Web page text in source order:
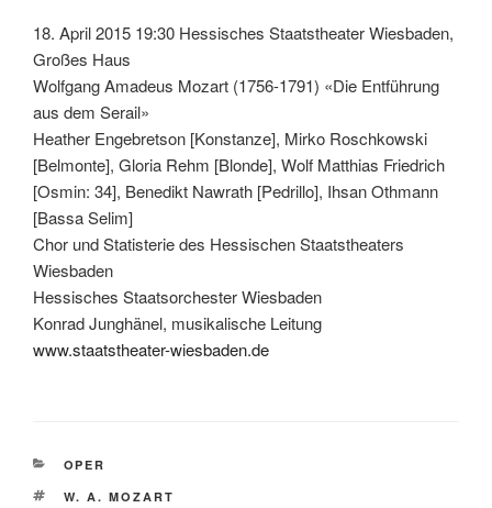
18. April 2015 19:30 Hessisches Staatstheater Wiesbaden,
Großes Haus
Wolfgang Amadeus Mozart (1756-1791) «Die Entführung
aus dem Serail»
Heather Engebretson [Konstanze], Mirko Roschkowski
[Belmonte], Gloria Rehm [Blonde], Wolf Matthias Friedrich
[Osmin: 34], Benedikt Nawrath [Pedrillo], Ihsan Othmann
[Bassa Selim]
Chor und Statisterie des Hessischen Staatstheaters
Wiesbaden
Hessisches Staatsorchester Wiesbaden
Konrad Junghänel, musikalische Leitung
www.staatstheater-wiesbaden.de
KATEGORIEN
OPER
SCHLAGWÖRTER
W. A. MOZART